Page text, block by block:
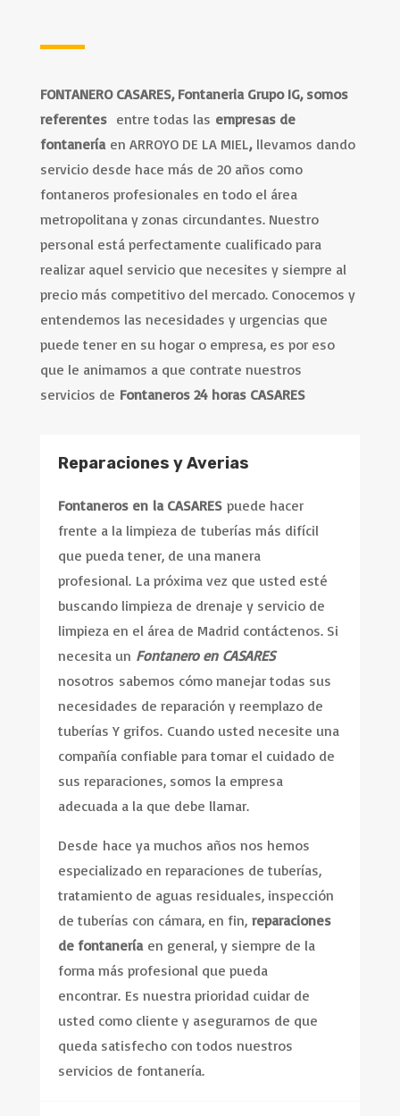
FONTANERO CASARES, Fontaneria Grupo IG, somos
referentes entre todas las empresas de
fontanería en ARROYO DE LA MIEL, llevamos dando
servicio desde hace más de 20 años como
fontaneros profesionales en todo el área
metropolitana y zonas circundantes. Nuestro
personal está perfectamente cualificado para
realizar aquel servicio que necesites y siempre al
precio más competitivo del mercado. Conocemos y
entendemos las necesidades y urgencias que
puede tener en su hogar o empresa, es por eso
que le animamos a que contrate nuestros
servicios de Fontaneros 24 horas CASARES
Reparaciones y Averias
Fontaneros en la CASARESpuede hacer
frente a la limpieza de tuberías más difícil
que pueda tener, de una manera
profesional. La próxima vez que usted esté
buscando limpieza de drenaje y servicio de
limpieza en el área de Madrid contáctenos. Si
necesita un Fontanero en CASARES
nosotros sabemos cómo manejar todas sus
necesidades de reparación y reemplazo de
tuberías Y grifos. Cuando usted necesite una
compañía confiable para tomar el cuidado de
sus reparaciones, somos la empresa
adecuada a la que debe llamar.
Desde hace ya muchos años nos hemos
especializado en reparaciones de tuberías,
tratamiento de aguas residuales, inspección
de tuberías con cámara, en fin, reparaciones
de fontanería en general, y siempre de la
forma más profesional que pueda
encontrar. Es nuestra prioridad cuidar de
usted como cliente y asegurarnos de que
queda satisfecho con todos nuestros
servicios de fontanería.